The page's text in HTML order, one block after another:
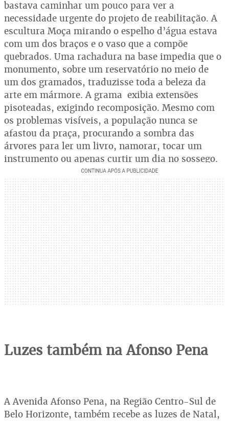
bastava caminhar um pouco para ver a
necessidade urgente do projeto de reabilitação. A
escultura Moça mirando o espelho d’água estava
com um dos braços e o vaso que a compõe
quebrados. Uma rachadura na base impedia que o
monumento, sobre um reservatório no meio de
um dos gramados, traduzisse toda a beleza da
arte em mármore. A grama exibia extensões
pisoteadas, exigindo recomposição. Mesmo com
os problemas visíveis, a população nunca se
afastou da praça, procurando a sombra das
árvores para ler um livro, namorar, tocar um
instrumento ou apenas curtir um dia no sossego.
Luzes também na Afonso Pena
A Avenida Afonso Pena, na Região Centro-Sul de
Belo Horizonte, também recebe as luzes de Natal,